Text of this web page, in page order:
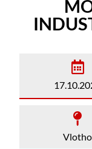
Vlotho